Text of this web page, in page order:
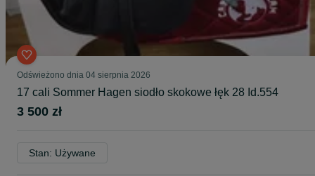
Odświeżono dnia 04 sierpnia 2026
17 cali Sommer Hagen siodło skokowe łęk 28 Id.554
3 500 zł
Stan: Używane